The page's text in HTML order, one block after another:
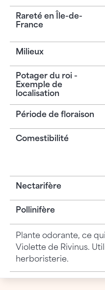
Rareté en Île-de-
France
Milieux
Potager du roi -
Exemple de
localisation
Période de floraison
Comestibilité
Nectarifère
Pollinifère
Plante odorante, ce
Violette de Rivinus.
herboristerie.